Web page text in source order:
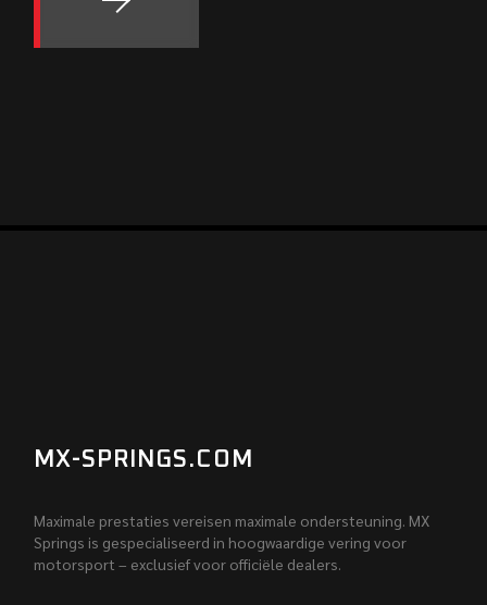
MX-SPRINGS.COM
Maximale prestaties vereisen maximale ondersteuning. MX
Springs is gespecialiseerd in hoogwaardige vering voor
motorsport – exclusief voor officiële dealers.